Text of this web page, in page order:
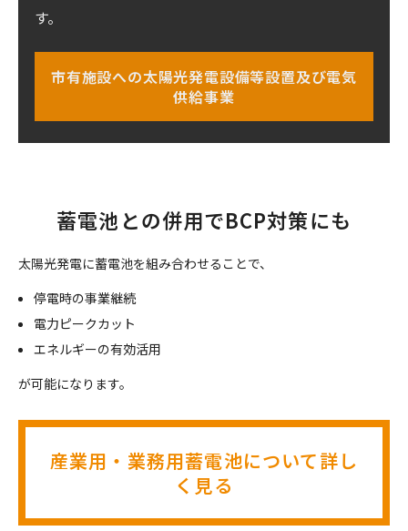
す。
市有施設への太陽光発電設備等設置及び電気
供給事業
蓄電池との併用でBCP対策にも
太陽光発電に蓄電池を組み合わせることで、
停電時の事業継続
電力ピークカット
エネルギーの有効活用
が可能になります。
産業用・業務用蓄電池について詳し
く見る